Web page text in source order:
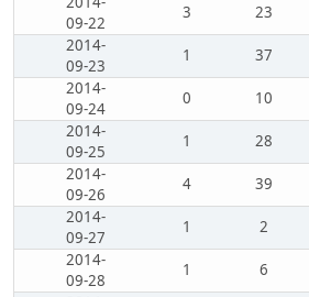
09-22
3 23
2014-
09-23
1 37
2014-
09-24
0 10
2014-
09-25
1 28
2014-
09-26
4 39
2014-
09-27
1 2
2014-
09-28
1 6